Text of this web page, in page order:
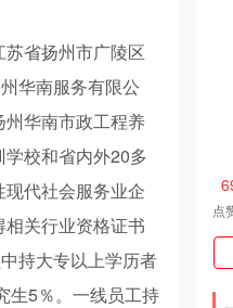
省扬州市广陵区
华南服务有限公
华南市政工程养
校和省内外20多
代社会服务业企
关行业资格证书
持大专以上学历者
生5％。一线员工持
点